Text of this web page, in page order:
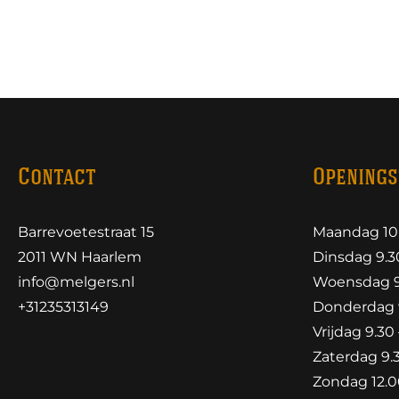
Contact
Barrevoetestraat 15
2011 WN Haarlem
info@melgers.nl
+31235313149
Maandag
Dinsdag
Woensdag
Donderdag
Vrijdag 9.30
Zaterdag
Zondag